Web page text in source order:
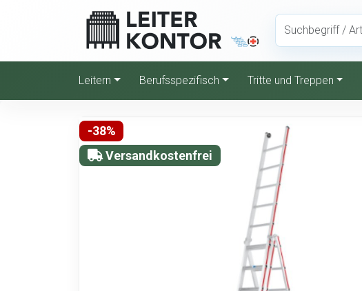
Leitern Berufsspezifisch Tritte und Treppen
-38%
Versandkostenfrei